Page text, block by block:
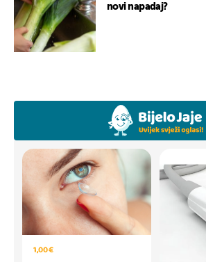
novi napadaj?
1,00 €